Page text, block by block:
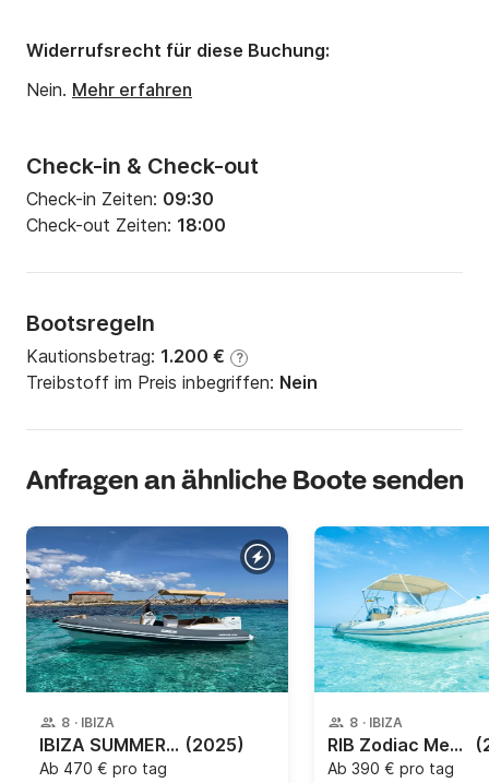
Check-in & Check-out
Check-in Zeiten: 09:30
Check-out Zeiten: 18:00
Bootsregeln
Kautionsbetrag: 1.200 € ?
Treibstoff im Preis inbegriffen: Nein
Widerrufsrecht für diese Buchung:
Nein. Mehr erfahren
Anfragen an ähnliche Boote senden
8 · IBIZA
IBIZA SUMMER - NEUES BOOT ab 2025!!! (2025)
Ab 470 € pro tag
8 · IBIZA
RIB Zodiac Medline 650 150PS
Ab 390 € pro tag